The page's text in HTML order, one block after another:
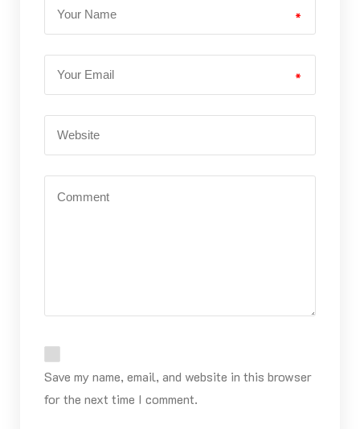
*
*
Save my name, email, and website in this browser
for the next time I comment.